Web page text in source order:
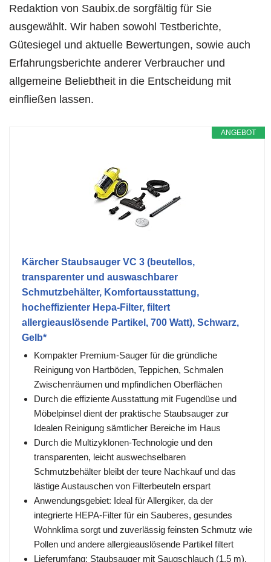
Redaktion von Saubix.de sorgfältig für Sie
ausgewählt. Wir haben sowohl Testberichte,
Gütesiegel und aktuelle Bewertungen, sowie auch
Erfahrungsberichte anderer Verbraucher und
allgemeine Beliebtheit in die Entscheidung mit
einfließen lassen.
ANGEBOT
Kärcher Staubsauger VC 3 (beutellos,
transparenter und auswaschbarer
Schmutzbehälter, Komfortausstattung,
hocheffizienter Hepa-Filter, filtert
allergieauslösende Partikel, 700 Watt), Schwarz,
Gelb*
Kompakter Premium-Sauger für die gründliche
Reinigung von Hartböden, Teppichen, Schmalen
Zwischenräumen und mpfindlichen Oberflächen
Durch die effiziente Ausstattung mit Fugendüse und
Möbelpinsel dient der praktische Staubsauger zur
Idealen Reinigung sämtlicher Bereiche im Haus
Durch die Multizyklonen-Technologie und den
transparenten, leicht auswechselbaren
Schmutzbehälter bleibt der teure Nachkauf und das
lästige Austauschen von Filterbeuteln erspart
Anwendungsgebiet: Ideal für Allergiker, da der
integrierte HEPA-Filter für ein Sauberes, gesundes
Wohnklima sorgt und zuverlässig feinsten Schmutz wie
Pollen und andere allergieauslösende Partikel filtert
Lieferumfang: Staubsauger mit Saugschlauch (1,5 m),